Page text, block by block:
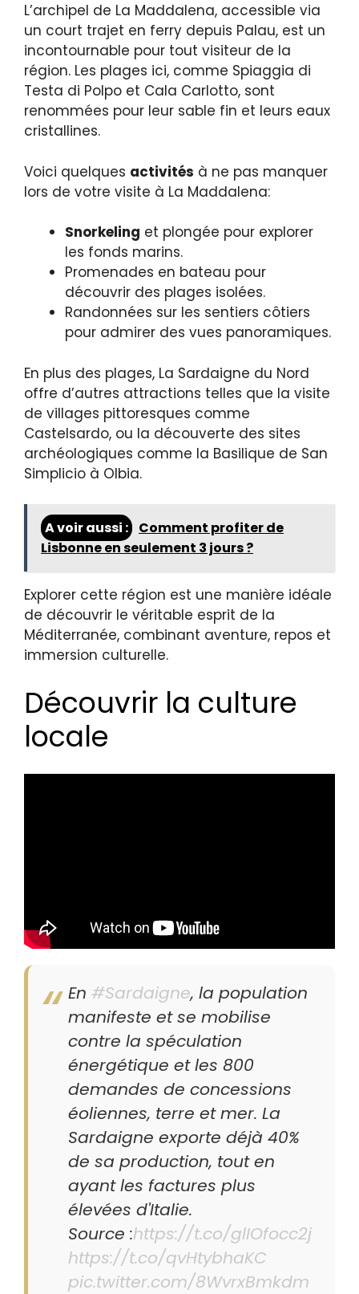
L’archipel de La Maddalena, accessible via
un court trajet en ferry depuis Palau, est un
incontournable pour tout visiteur de la
région. Les plages ici, comme Spiaggia di
Testa di Polpo et Cala Carlotto, sont
renommées pour leur sable fin et leurs eaux
cristallines.
Voici quelques activités à ne pas manquer
lors de votre visite à La Maddalena:
Snorkeling et plongée pour explorer
les fonds marins.
Promenades en bateau pour
découvrir des plages isolées.
Randonnées sur les sentiers côtiers
pour admirer des vues panoramiques.
En plus des plages, La Sardaigne du Nord
offre d’autres attractions telles que la visite
de villages pittoresques comme
Castelsardo, ou la découverte des sites
archéologiques comme la Basilique de San
Simplicio à Olbia.
A voir aussi :
Comment profiter de
Lisbonne en seulement 3 jours ?
Explorer cette région est une manière idéale
de découvrir le véritable esprit de la
Méditerranée, combinant aventure, repos et
immersion culturelle.
Découvrir la culture
locale
En #Sardaigne, la population
manifeste et se mobilise
contre la spéculation
énergétique et les 800
demandes de concessions
éoliennes, terre et mer. La
Sardaigne exporte déjà 40%
de sa production, tout en
ayant les factures plus
élevées d'Italie.
Source :https://t.co/glIOfocc2j
https://t.co/qvHtybhaKC
pic.twitter.com/8WvrxBmkdm